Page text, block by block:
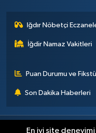
Iğdır Nöbetçi
İğdir Namaz Vakitleri
Puan Durumu ve
Son Dakika Haberleri
Künye İletişim
En iyi site